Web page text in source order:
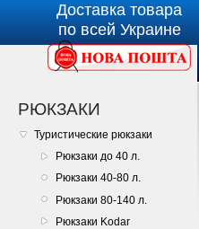
Доставка товара
по всей Украине
РЮКЗАКИ
Туристические рюкзаки
Рюкзаки до 40 л.
Рюкзаки 40-80 л.
Рюкзаки 80-140 л.
Рюкзаки Kodar